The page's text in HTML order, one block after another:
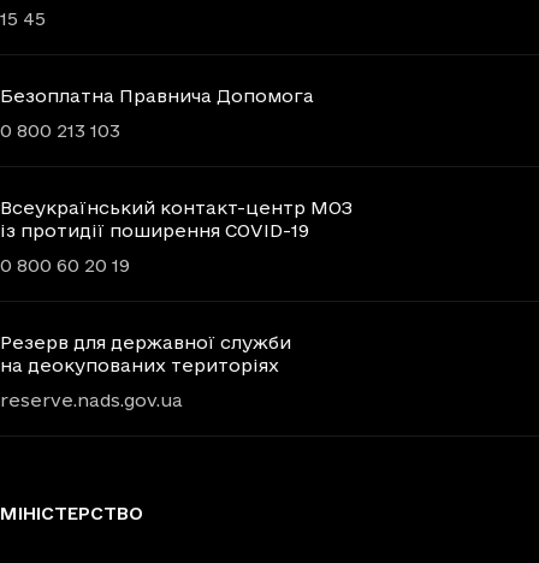
15 45
Безоплатна Правнича Допомога
0 800 213 103
Всеукраїнський контакт-центр МОЗ
із протидії поширення COVID-19
0 800 60 20 19
Резерв для державної служби
на деокупованих територіях
reserve.nads.gov.ua
МІНІСТЕРСТВО